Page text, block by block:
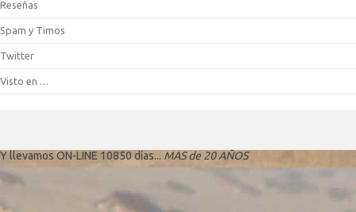
Reseñas
Spam y Timos
Twitter
Visto en …
Y llevamos ON-LINE 10850 días... MAS de 20 AÑOS